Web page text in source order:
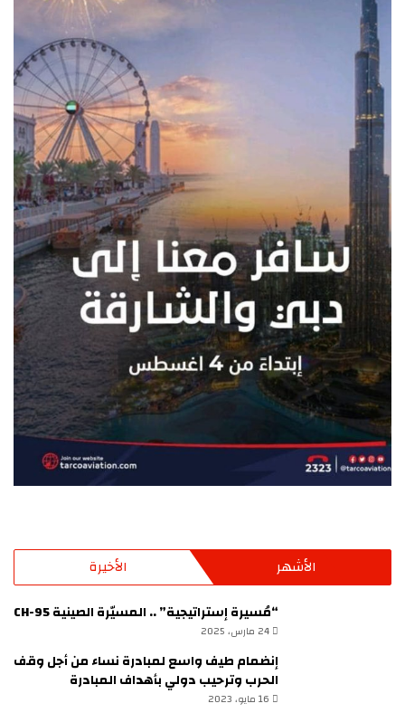
الأشهر الأخيرة
“مُسيرة إستراتيجية” .. المسيّرة الصينية CH-95
24 مارس، 2025
إنضمام طيف واسع لمبادرة نساء من أجل وقف
الحرب وترحيب دولي بأهداف المبادرة
16 مايو، 2023